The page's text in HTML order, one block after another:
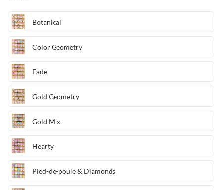
Botanical
Color Geometry
Fade
Gold Geometry
Gold Mix
Hearty
Pied-de-poule & Diamonds